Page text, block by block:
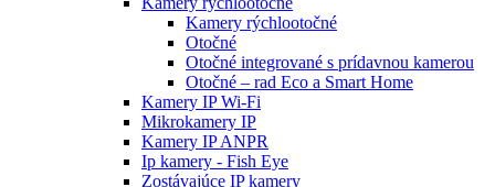
Kamery rýchlootočné
Otočné
Otočné integrované s prídavnou kamerou
Otočné – rad Eco a Smart Home
Kamery IP Wi-Fi
Mikrokamery IP
Kamery IP ANPR
Ip kamery - Fish Eye
Zostávajúce IP kamery